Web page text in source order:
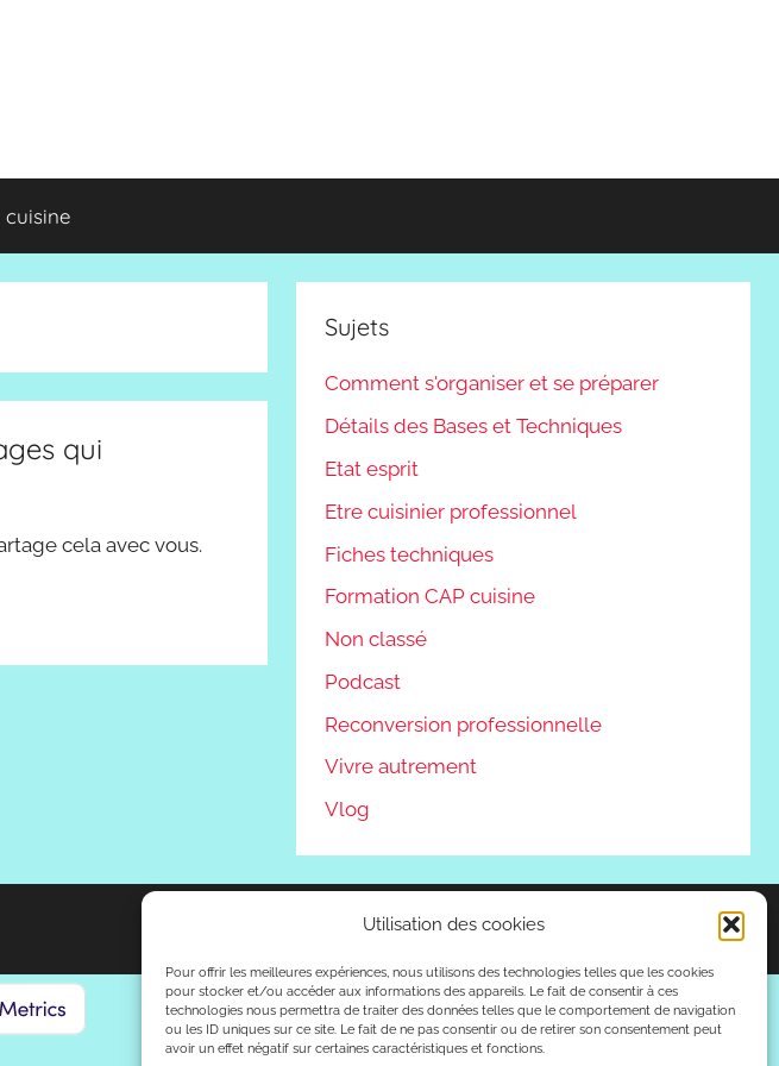
Utilisation des cookies
Pour offrir les meilleures expériences, nous utilisons des technologies telles que les cookies
pour stocker et/ou accéder aux informations des appareils. Le fait de consentir à ces
technologies nous permettra de traiter des données telles que le comportement de navigation
ou les ID uniques sur ce site. Le fait de ne pas consentir ou de retirer son consentement peut
avoir un effet négatif sur certaines caractéristiques et fonctions.
qui
cela avec vous.
Sujets
Comment s'organiser et se préparer
Détails des Bases et Techniques
Etat esprit
Etre cuisinier professionnel
Fiches techniques
Formation CAP cuisine
Non classé
Podcast
Reconversion professionnelle
Vivre autrement
Vlog